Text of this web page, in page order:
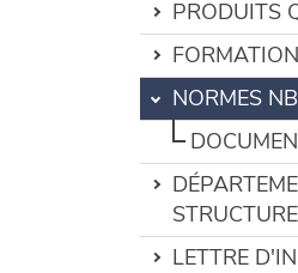
PRODUITS
NORMES
LETTRE